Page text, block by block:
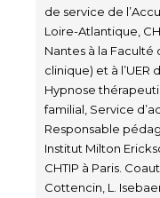
de service de
Loire-Atlantique,
Nantes à la
clinique) et à
Hypnose
familial, Service
Responsable
Institut Milton
CHTIP à Paris.
Cottencin, L.